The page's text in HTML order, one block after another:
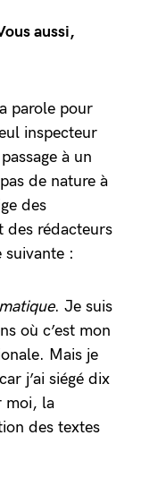
aussi,
parole pour
inspecteur
à un
de nature à
des
des rédacteurs
suivante :
. Je suis
où c’est mon
Mais je
j’ai siégé dix
moi, la
des textes